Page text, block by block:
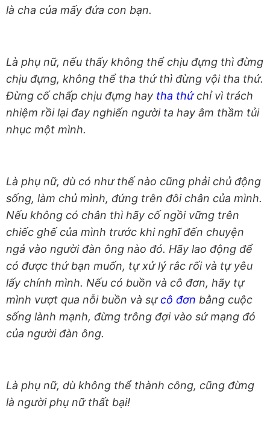
là cha của mấy đứa con bạn.
Là phụ nữ, nếu thấy không thể chịu đựng thì đừng
chịu đựng, không thể tha thứ thì đừng vội tha thứ.
Đừng cố chấp chịu đựng hay tha thứchỉ vì trách
nhiệm rồi lại đay nghiến người ta hay âm thầm tủi
nhục một mình.
Là phụ nữ, dù có như thế nào cũng phải chủ động
sống, làm chủ mình, đứng trên đôi chân của mình.
Nếu không có chân thì hãy cố ngồi vững trên
chiếc ghế của mình trước khi nghĩ đến chuyện
ngả vào người đàn ông nào đó. Hãy lao động để
có được thứ bạn muốn, tự xử lý rắc rối và tự yêu
lấy chính mình. Nếu có buồn và cô đơn, hãy tự
mình vượt qua nỗi buồn và sựcô đơn bằng cuộc
sống lành mạnh, đừng trông đợi vào sứ mạng đó
của người đàn ông.
Là phụ nữ, dù không thể thành công, cũng đừng
là người phụ nữ thất bại!